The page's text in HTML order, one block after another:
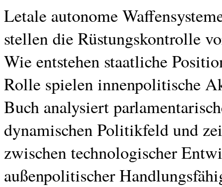
Letale autonome
stellen die Rüstungskontrolle
Wie entstehen staatliche
Rolle spielen innenpolitische
Buch analysiert
dynamischen Politikfeld und
zwischen technologischer
außenpolitischer